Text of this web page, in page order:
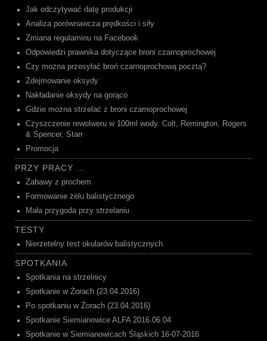
Jak odczytywać datę produkcji
Analiza porównawcza prędkości i siły
Zmiana regulaminu na Facebook
Odpowiedzi prawnika dotyczące broni czarnoprochowej
Czy można przesyłać broń czarnoprochową pocztą?
Zdejmowanie oksydy
Nakładanie oksydy na gorąco
Gdzie można strzelać z broni czarnoprochowej
Czyszczenie rewolweru w 100ml wody. Colt, Remington, Rogers
& Spencer, Starr
Promocja
PRZY PRACY …
Zabawy z prochem
Formowanie żelu balistycznego
Mała przygoda przy strzelaniu
TESTY
Nierzetelny test okularów balistycznych
SPOTKANIA
Spotkania na strzelnicy
Spotkanie w Żorach (23.04.2016)
Po spotkaniu w Żorach (23.04.2016)
Spotkanie Siemianowice ALFA 2016.06.04
Spotkanie w Siemianowicach Śląskich 16-07-2016